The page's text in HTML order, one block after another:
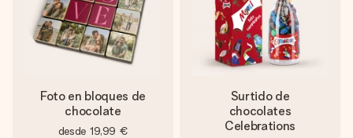
Foto en bloques de
chocolate
desde 19,99 €
Surtido de
chocolates
Celebrations